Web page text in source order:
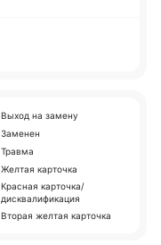
Выход на замену
Заменен
Травма
Желтая карточка
Красная карточка/
дисквалификация
Вторая желтая карточка